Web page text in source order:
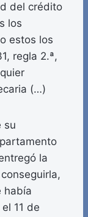
del crédito
los
estos los
regla 2.ª,
(…)
su
la
había
11 de